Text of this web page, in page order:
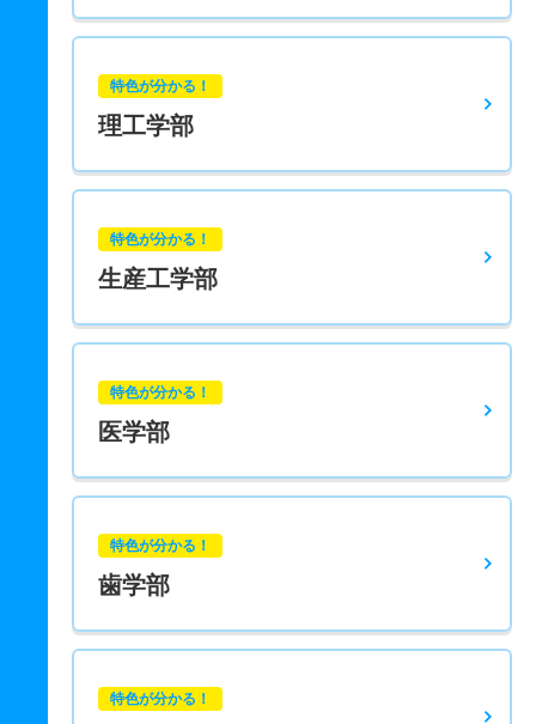
特色が分かる！
理工学部
特色が分かる！
生産工学部
特色が分かる！
医学部
特色が分かる！
歯学部
特色が分かる！